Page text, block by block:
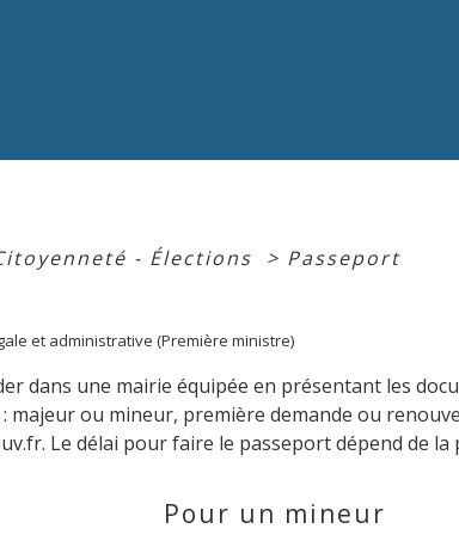
- Élections > Passeport
et administrative (Première ministre)
dans une mairie équipée en présentant les
majeur ou mineur, première demande ou
Le délai pour faire le passeport dépend de la
Pour un mineur